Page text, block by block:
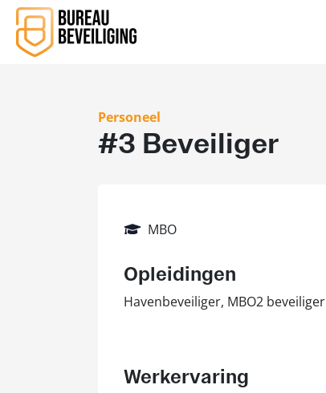
Personeel
#3 Beveiliger
MBO
Opleidingen
Havenbeveiliger, MBO2 beveiliger
Werkervaring